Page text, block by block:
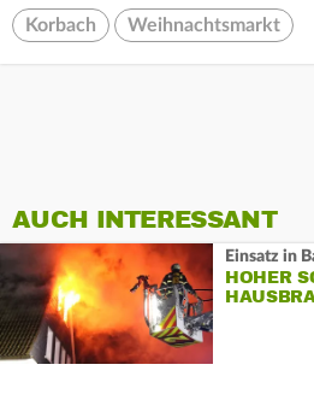
Korbach Weihnachtsmarkt
AUCH INTERESSANT
Einsatz in
HOHER